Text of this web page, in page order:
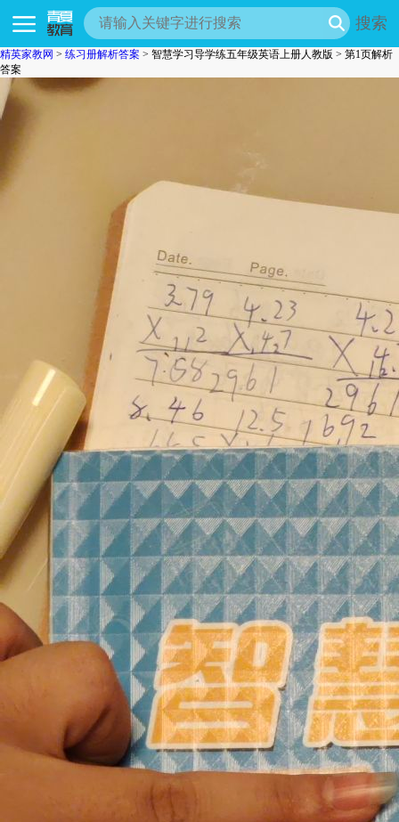
搜索
精英家教网 > 练习册解析答案 > 智慧学习导学练五年级英语上册人教版 > 第1页解析
答案